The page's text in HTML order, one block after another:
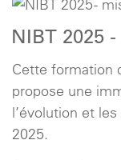
NIBT 2025
Cette formation
propose une
l’évolution et
2025.